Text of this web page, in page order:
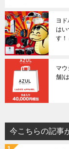
ヨ
はい
す！
マ
舗)
今こちらの記事